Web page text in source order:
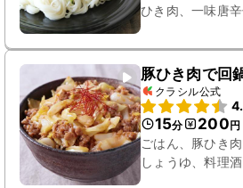
ひき肉、一味唐
豚ひき肉で回
クラシル公式
15分 200円
ごはん、豚ひき
しょうゆ、料理